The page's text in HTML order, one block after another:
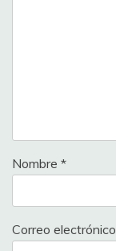
Nombre *
Correo electrónico